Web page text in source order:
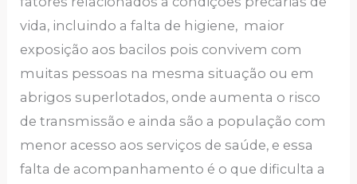
vida, incluindo a falta de higiene, maior
exposição aos bacilos pois convivem com
muitas pessoas na mesma situação ou em
abrigos superlotados, onde aumenta o risco
de transmissão e ainda são a população com
menor acesso aos serviços de saúde, e essa
falta de acompanhamento é o que dificulta a